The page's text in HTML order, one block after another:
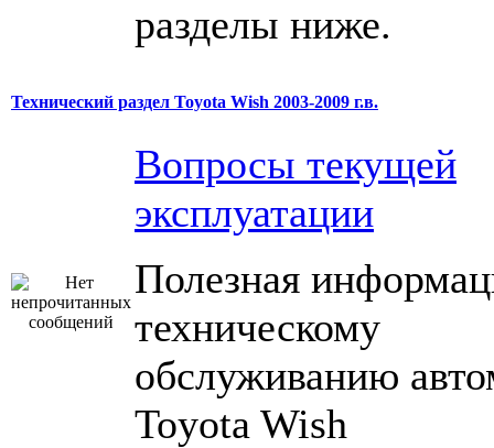
разделы ниже.
Технический раздел Toyota Wish 2003-2009 г.в.
Вопросы текущей
эксплуатации
Полезная
техническому
обслуживанию
Toyota Wish